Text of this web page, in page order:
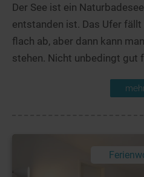
Der See ist ein
entstanden ist. Das Ufer
flach ab, aber dann kann
stehen. Nicht unbedingt gut